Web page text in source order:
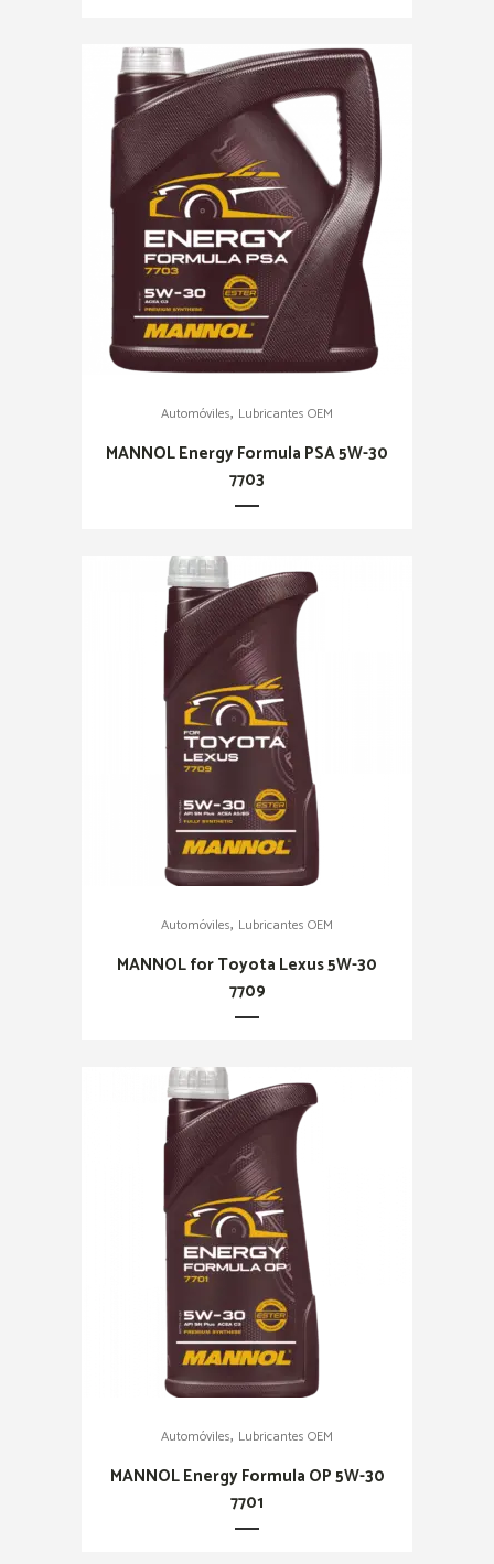
Automóviles, Lubricantes OEM
MANNOL Energy Formula PSA 5W-30
7703
Automóviles, Lubricantes OEM
MANNOL for Toyota Lexus 5W-30
7709
Automóviles, Lubricantes OEM
MANNOL Energy Formula OP 5W-30
7701